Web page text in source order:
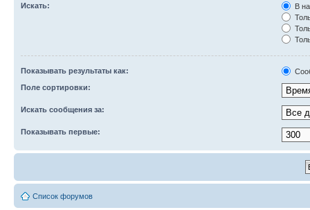
Искать:
В
Показывать результаты как:
Поле сортировки:
Искать сообщения за:
Показывать первые:
Список форумов